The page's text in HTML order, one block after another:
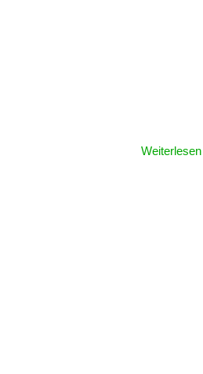
Weiterlesen